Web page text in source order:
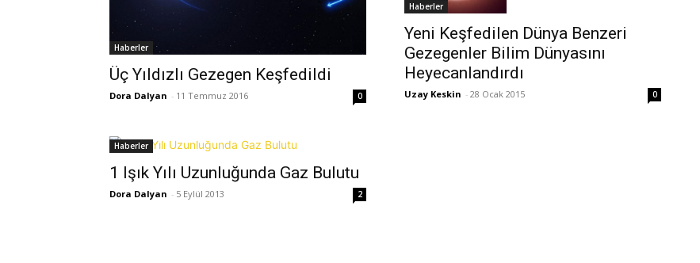
Haberler
Üç Yıldızlı Gezegen Keşfedildi
Dora Dalyan - 11 Temmuz 2016 0
Haberler
Yeni Keşfedilen Dünya Benzeri
Gezegenler Bilim Dünyasını
Heyecanlandırdı
Uzay Keskin - 28 Ocak 2015 0
Haberler
1 Işık Yılı Uzunluğunda Gaz Bulutu
Dora Dalyan - 5 Eylül 2013 2